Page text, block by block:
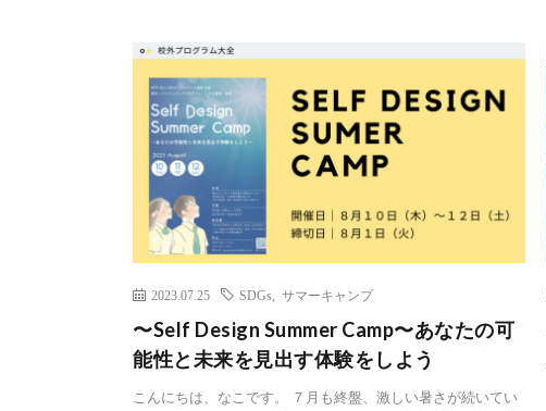
2023.07.25 SDGs サマーキャンプ
〜Self Design Summer Camp〜あなたの可
能性と未来を見出す体験をしよう
こんにちは、なこです。 ７月も終盤、激しい暑さが続いてい